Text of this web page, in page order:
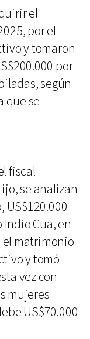
el
por el
y tomaron
por
según
que se
fiscal
se analizan
US$120.000
Cua, en
el matrimonio
y tomó
vez con
mujeres
US$70.000